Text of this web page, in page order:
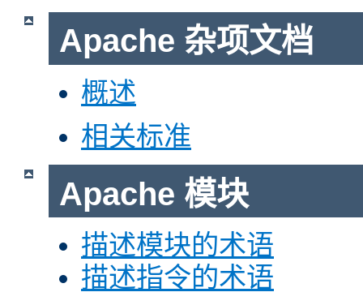
Apache 杂项文档
概述
相关标准
Apache 模块
描述模块的术语
描述指令的术语